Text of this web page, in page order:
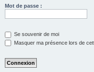
Mot de passe :
Se souvenir de moi
Masquer ma présence lors de